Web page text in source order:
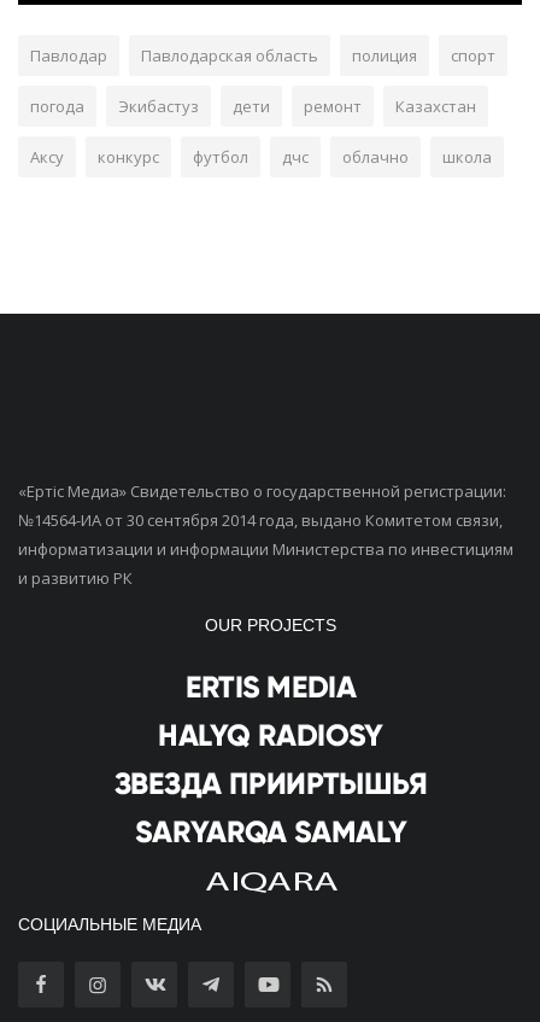
Павлодар Павлодарская область полиция спорт
погода Экибастуз дети ремонт Казахстан
Аксу конкурс футбол дчс облачно школа
«Ертiс Медиа» Свидетельство о государственной регистрации:
№14564-ИА от 30 сентября 2014 года, выдано Комитетом связи,
информатизации и информации Министерства по инвестициям
и развитию РК
OUR PROJECTS
СОЦИАЛЬНЫЕ МЕДИА